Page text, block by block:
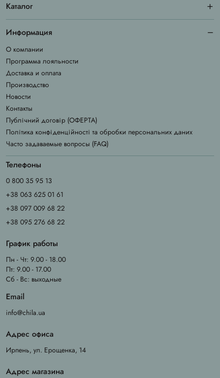
Каталог
Информация
О компании
Программа лояльности
Доставка и оплата
Производство
Новости
Контакты
Публічний договір (ОФЕРТА)
Політика конфіденційності та обробки персональних даних
Часто задаваемые вопросы (FAQ)
Телефоны
0 800 35 95 13
+38 063 625 01 61
+38 097 009 68 22
+38 095 276 68 22
График работы
Пн - Чт: 9.00 - 18.00
Пт: 9.00 - 17.00
Сб - Вс: выходные
Email
info@chila.ua
Адрес офиса
Ирпень, ул. Ерощенка, 14
Адрес магазина